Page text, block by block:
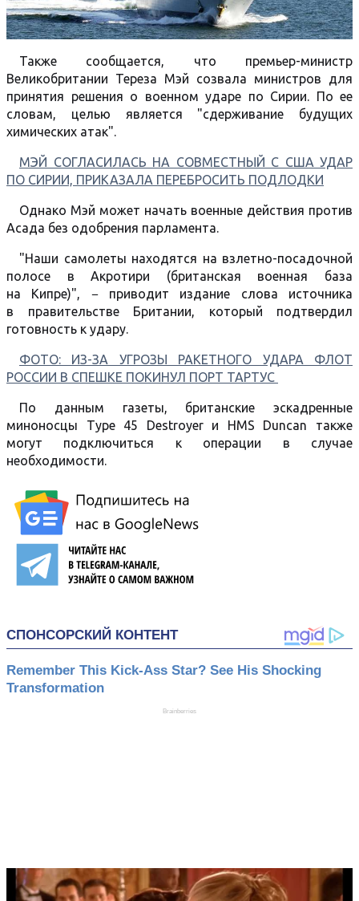
Также сообщается, что премьер-министр
Великобритании Тереза Мэй созвала министров для
принятия решения о военном ударе по Сирии. По ее
словам, целью является "сдерживание будущих
химических атак".
МЭЙ СОГЛАСИЛАСЬ НА СОВМЕСТНЫЙ С США УДАР
ПО СИРИИ, ПРИКАЗАЛА ПЕРЕБРОСИТЬ ПОДЛОДКИ
Однако Мэй может начать военные действия против
Асада без одобрения парламента.
"Наши самолеты находятся на взлетно-посадочной
полосе в Акротири (британская военная база
на Кипре)", − приводит издание слова источника
в правительстве Британии, который подтвердил
готовность к удару.
ФОТО: ИЗ-ЗА УГРОЗЫ РАКЕТНОГО УДАРА ФЛОТ
РОССИИ В СПЕШКЕ ПОКИНУЛ ПОРТ ТАРТУС
По данным газеты, британские эскадренные
миноносцы Type 45 Destroyer и HMS Duncan также
могут подключиться к операции в случае
необходимости.